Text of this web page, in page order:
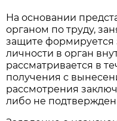
На основании
органом по труду,
защите формируется
личности в орган
рассматривается в
получения с
рассмотрения
либо не